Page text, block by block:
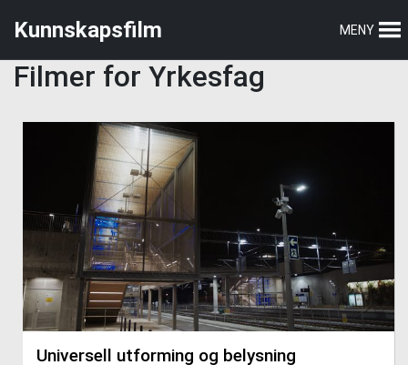
til
til
Kunnskapsfilm MENY
Filmer for Yrkesfag
Universell utforming og belysning